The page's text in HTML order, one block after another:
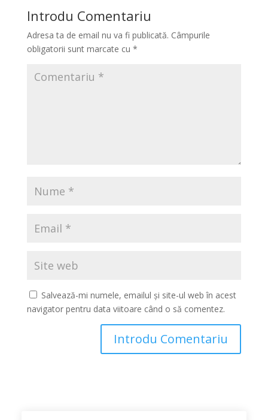
Introdu Comentariu
Adresa ta de email nu va fi publicată. Câmpurile
obligatorii sunt marcate cu *
Salvează-mi numele, emailul și site-ul web în acest
navigator pentru data viitoare când o să comentez.